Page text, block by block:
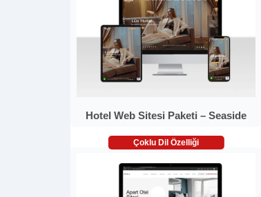
Hotel Web Sitesi Paketi – Seaside
Çoklu Dil Özelliği